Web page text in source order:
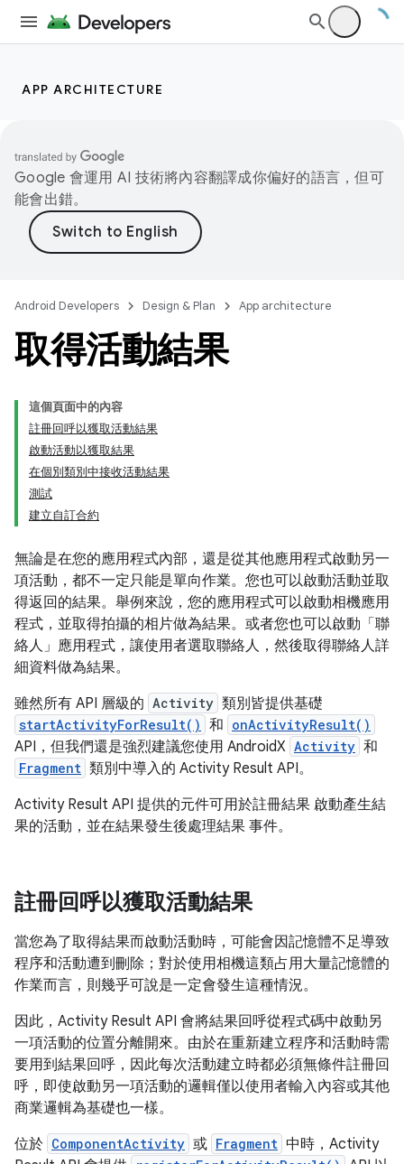
APP ARCHITECTURE
Google 會運用 AI 技術將內容翻譯成你偏好的語言，但可
能會出錯。
Android Developers Design & Plan App architecture
取得活動結果
這個頁面中的內容
註冊回呼以獲取活動結果
啟動活動以獲取結果
在個別類別中接收活動結果
測試
建立自訂合約
無論是在您的應用程式內部，還是從其他應用程式啟動另一
項活動，都不一定只能是單向作業。您也可以啟動活動並取
得返回的結果。舉例來說，您的應用程式可以啟動相機應用
程式，並取得拍攝的相片做為結果。或者您也可以啟動「聯
絡人」應用程式，讓使用者選取聯絡人，然後取得聯絡人詳
細資料做為結果。
雖然所有 API 層級的 Activity 類別皆提供基礎
startActivityForResult() 和 onActivityResult()
API，但我們還是強烈建議您使用 AndroidX Activity 和
Fragment 類別中導入的 Activity Result API。
Activity Result API 提供的元件可用於註冊結果 啟動產生結
果的活動，並在結果發生後處理結果 事件。
註冊回呼以獲取活動結果
當您為了取得結果而啟動活動時，可能會因記憶體不足導致
程序和活動遭到刪除；對於使用相機這類占用大量記憶體的
作業而言，則幾乎可說是一定會發生這種情況。
因此，Activity Result API 會將結果回呼從程式碼中啟動另
一項活動的位置分離開來。由於在重新建立程序和活動時需
要用到結果回呼，因此每次活動建立時都必須無條件註冊回
呼，即使啟動另一項活動的邏輯僅以使用者輸入內容或其他
商業邏輯為基礎也一樣。
位於 ComponentActivity 或 Fragment 中時，Activity